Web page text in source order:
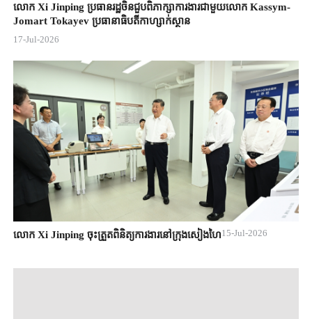
លោក Xi Jinping ប្រធានរដ្ឋចិន​ជួបពិភាក្សា​ការងារជាមួយ​លោក Kassym-
Jomart ​Tokayev ​ប្រធានាធិបតី​កាហ្សាក់ស្ថាន​
17-Jul-2026
លោក Xi Jinping ចុះត្រួតពិនិត្យការងារនៅក្រុងសៀងហៃ15-Jul-2026